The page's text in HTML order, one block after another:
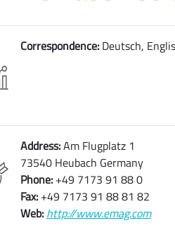
Correspondence:Deutsch,
Address:Am Flugplatz 1
73540 Heubach Germany
Phone:+49 7173 91 88 0
Fax:+49 7173 91 88 81 82
Web: http://www.emag.com